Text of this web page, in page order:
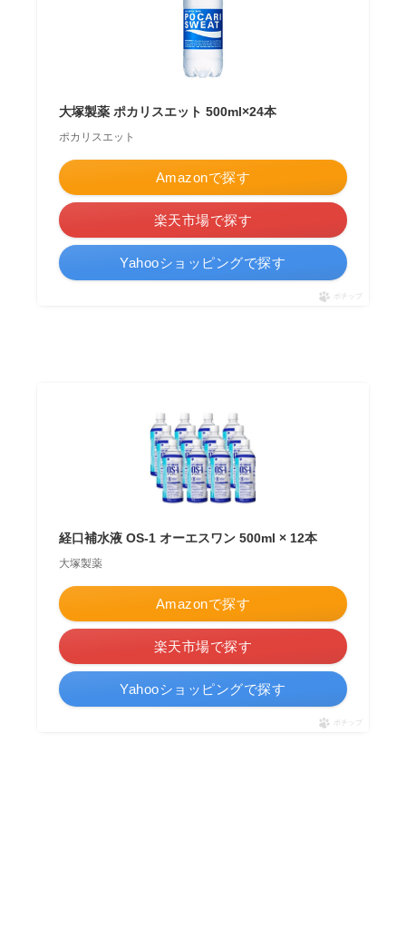
大塚製薬 ポカリスエット 500ml×24本
ポカリスエット
Amazonで探す
楽天市場で探す
Yahooショッピングで探す
ポチップ
経口補水液 OS-1 オーエスワン 500ml × 12本
大塚製薬
Amazonで探す
楽天市場で探す
Yahooショッピングで探す
ポチップ